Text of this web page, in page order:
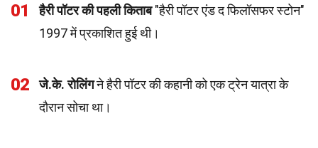
01 हैरी पॉटर की पहली किताब"हैरी पॉटर एंड द फिलॉसफर स्टोन"
1997 में प्रकाशित हुई थी।
02 जे.के. रोलिंगने हैरी पॉटर की कहानी को एक ट्रेन यात्रा के
दौरान सोचा था।